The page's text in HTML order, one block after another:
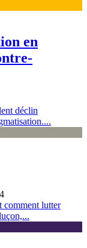
en
déclin
comment lutter